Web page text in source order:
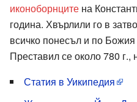
иконоборнците на
година. Хвърлили го в
всичко понесъл и по
Преставил се около 780 г.,
Статия в Уикипедия